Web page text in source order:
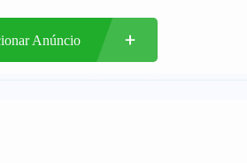
Anúncio